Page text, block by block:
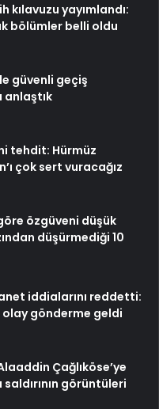
kılavuzu yayımlandı:
bölümler belli oldu
güvenli geçiş
anlaştık
tehdit: Hürmüz
çok sert vuracağız
özgüveni düşük
düşürmediği 10
iddialarını reddetti:
olay gönderme geldi
Çağlıköse’ye
saldırının görüntüleri